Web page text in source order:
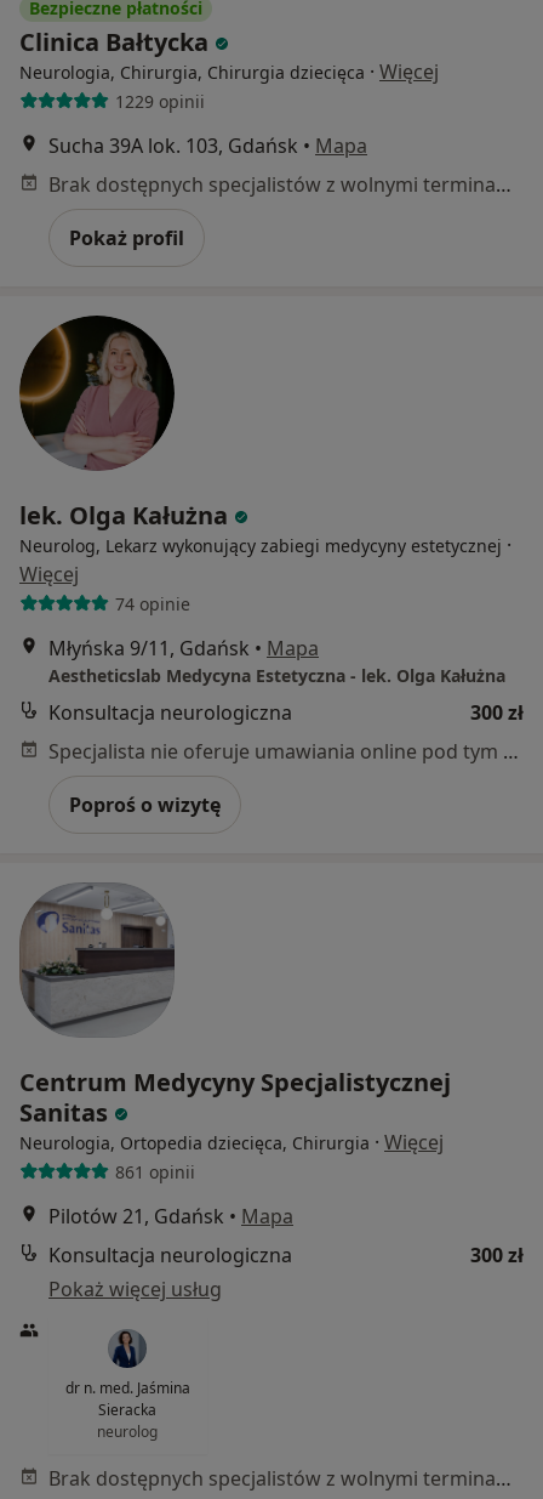
Bezpieczne płatności
Clinica Bałtycka
Neurologia, Chirurgia, Chirurgia dziecięca · Więcej
1229 opinii
Sucha 39A lok. 103, Gdańsk • Mapa
Brak dostępnych specjalistów z wolnymi terminami w tym centrum medycznym.
Pokaż profil
lek. Olga Kałużna
Neurolog, Lekarz wykonujący zabiegi medycyny estetycznej ·
Więcej
74 opinie
Młyńska 9/11, Gdańsk • Mapa
Aestheticslab Medycyna Estetyczna - lek. Olga Kałużna
Konsultacja neurologiczna
300 zł
Specjalista nie oferuje umawiania online pod tym adresem.
Poproś o wizytę
Centrum Medycyny Specjalistycznej
Sanitas
Neurologia, Ortopedia dziecięca, Chirurgia · Więcej
861 opinii
Pilotów 21, Gdańsk • Mapa
Konsultacja neurologiczna
300 zł
Pokaż więcej usług
dr n. med. Jaśmina
Sieracka
neurolog
Brak dostępnych specjalistów z wolnymi terminami w tym centrum medycznym.